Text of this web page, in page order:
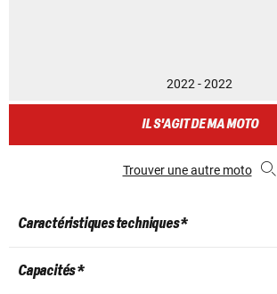
2022 - 2022
IL S'AGIT DE MA MOTO
Trouver une autre moto
Caractéristiques techniques *
Capacités *